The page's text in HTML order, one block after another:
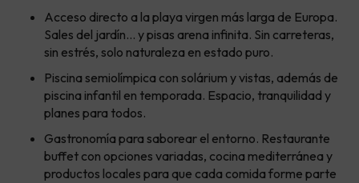
Acceso directo a la playa virgen más larga de Europa.
Sales del jardín… y pisas arena infinita. Sin carreteras,
sin estrés, solo naturaleza en estado puro.
Piscina semiolímpica con solárium y vistas, además de
piscina infantil en temporada. Espacio, tranquilidad y
planes para todos.
Gastronomía para saborear el entorno. Restaurante
buffet con opciones variadas, cocina mediterránea y
productos locales para que cada comida forme parte